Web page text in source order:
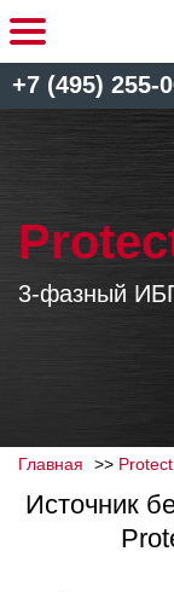
+7 (495) 255-
3-фазный
Главная
Источник